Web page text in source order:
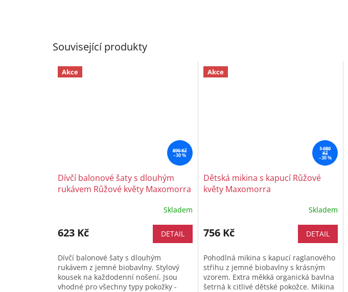
Související produkty
Akce
890 Kč
–30 %
Dívčí balonové šaty s dlouhým
rukávem Růžové květy Maxomorra
Skladem
623 Kč DETAIL
Dívčí balonové šaty s dlouhým
rukávem z jemné biobavlny. Stylový
kousek na každodenní nošení. Jsou
vhodné pro všechny typy pokožky -
Akce
1 080
Kč
–30 %
Dětská mikina s kapucí Růžové
květy Maxomorra
Skladem
756 Kč DETAIL
Pohodlná mikina s kapucí raglanového
střihu z jemné biobavlny s krásným
vzorem. Extra měkká organická bavlna
šetrná k citlivé dětské pokožce. Mikina